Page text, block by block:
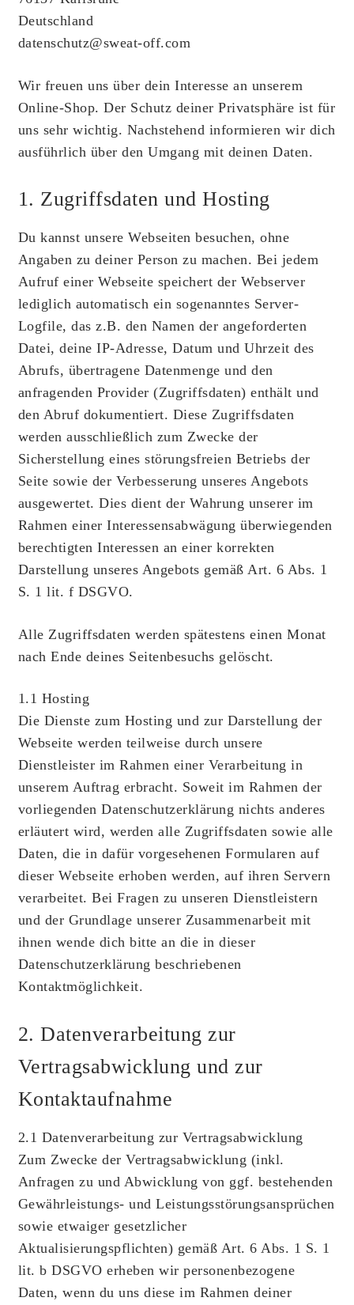
Deutschland
datenschutz@sweat-off.com
Wir freuen uns über dein Interesse an unserem
Online-Shop. Der Schutz deiner Privatsphäre ist für
uns sehr wichtig. Nachstehend informieren wir dich
ausführlich über den Umgang mit deinen Daten.
1. Zugriffsdaten und Hosting
Du kannst unsere Webseiten besuchen, ohne
Angaben zu deiner Person zu machen. Bei jedem
Aufruf einer Webseite speichert der Webserver
lediglich automatisch ein sogenanntes Server-
Logfile, das z.B. den Namen der angeforderten
Datei, deine IP-Adresse, Datum und Uhrzeit des
Abrufs, übertragene Datenmenge und den
anfragenden Provider (Zugriffsdaten) enthält und
den Abruf dokumentiert. Diese Zugriffsdaten
werden ausschließlich zum Zwecke der
Sicherstellung eines störungsfreien Betriebs der
Seite sowie der Verbesserung unseres Angebots
ausgewertet. Dies dient der Wahrung unserer im
Rahmen einer Interessensabwägung überwiegenden
berechtigten Interessen an einer korrekten
Darstellung unseres Angebots gemäß Art. 6 Abs. 1
S. 1 lit. f DSGVO.
Alle Zugriffsdaten werden spätestens einen Monat
nach Ende deines Seitenbesuchs gelöscht.
1.1 Hosting
Die Dienste zum Hosting und zur Darstellung der
Webseite werden teilweise durch unsere
Dienstleister im Rahmen einer Verarbeitung in
unserem Auftrag erbracht. Soweit im Rahmen der
vorliegenden Datenschutzerklärung nichts anderes
erläutert wird, werden alle Zugriffsdaten sowie alle
Daten, die in dafür vorgesehenen Formularen auf
dieser Webseite erhoben werden, auf ihren Servern
verarbeitet. Bei Fragen zu unseren Dienstleistern
und der Grundlage unserer Zusammenarbeit mit
ihnen wende dich bitte an die in dieser
Datenschutzerklärung beschriebenen
Kontaktmöglichkeit.
2. Datenverarbeitung zur
Vertragsabwicklung und zur
Kontaktaufnahme
2.1 Datenverarbeitung zur Vertragsabwicklung
Zum Zwecke der Vertragsabwicklung (inkl.
Anfragen zu und Abwicklung von ggf. bestehenden
Gewährleistungs- und Leistungsstörungsansprüchen
sowie etwaiger gesetzlicher
Aktualisierungspflichten) gemäß Art. 6 Abs. 1 S. 1
lit. b DSGVO erheben wir personenbezogene
Daten, wenn du uns diese im Rahmen deiner